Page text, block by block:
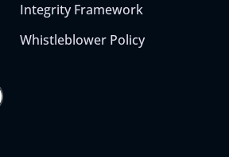
Integrity Framework
Whistleblower Policy